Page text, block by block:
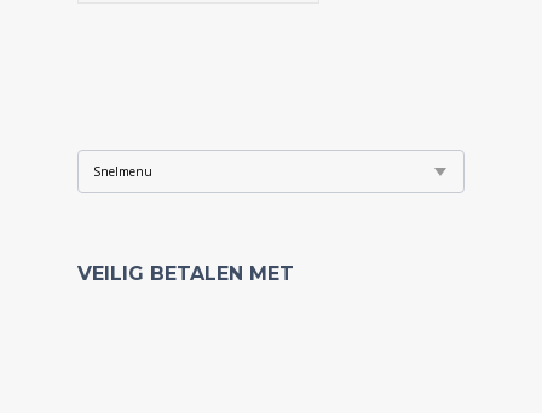
VEILIG BETALEN MET